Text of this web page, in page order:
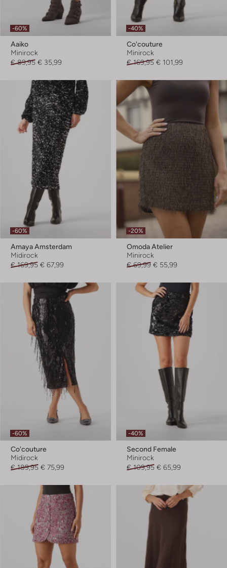
-60%
Aaiko
Minirock
€ 89,95 € 35,99
-40%
Co'couture
Minirock
€ 169,95 € 101,99
-60%
Amaya Amsterdam
Midirock
€ 169,95 € 67,99
-20%
Omoda Atelier
Minirock
€ 69,99 € 55,99
-60%
Co'couture
Midirock
€ 189,95 € 75,99
-40%
Second Female
Minirock
€ 109,95 € 65,99